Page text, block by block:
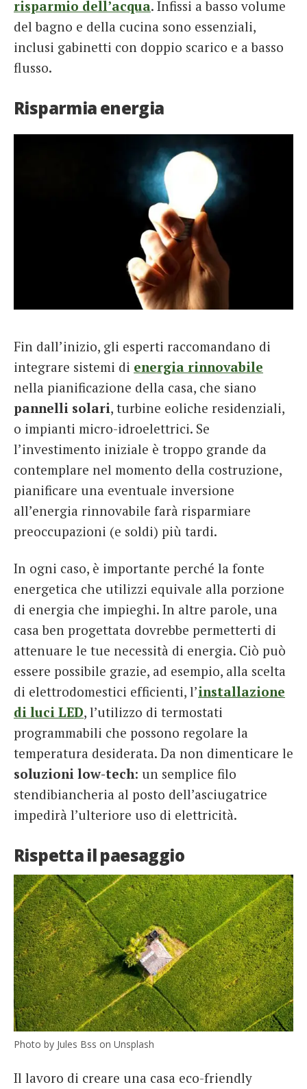
risparmio dell’acqua. Infissi a basso volume
del bagno e della cucina sono essenziali,
inclusi gabinetti con doppio scarico e a basso
flusso.
Risparmia energia
Fin dall’inizio, gli esperti raccomandano di
integrare sistemi di energia rinnovabile
nella pianificazione della casa, che siano
pannelli solari, turbine eoliche residenziali,
o impianti micro-idroelettrici. Se
l’investimento iniziale è troppo grande da
contemplare nel momento della costruzione,
pianificare una eventuale inversione
all’energia rinnovabile farà risparmiare
preoccupazioni (e soldi) più tardi.
In ogni caso, è importante perché la fonte
energetica che utilizzi equivale alla porzione
di energia che impieghi. In altre parole, una
casa ben progettata dovrebbe permetterti di
attenuare le tue necessità di energia. Ciò può
essere possibile grazie, ad esempio, alla scelta
di elettrodomestici efficienti, l’installazione
di luci LED, l’utilizzo di termostati
programmabili che possono regolare la
temperatura desiderata. Da non dimenticare le
soluzioni low-tech: un semplice filo
stendibiancheria al posto dell’asciugatrice
impedirà l’ulteriore uso di elettricità.
Rispetta il paesaggio
Photo by Jules Bss on Unsplash
Il lavoro di creare una casa eco-friendly